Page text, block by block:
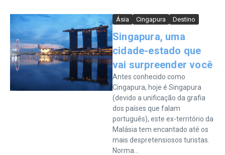
Ásia Cingapura Destino
Singapura, uma
cidade-estado que
vai surpreender você
Antes conhecido como
Cingapura, hoje é Singapura
(devido a unificação da grafia
dos países que falam
português), este ex-território da
Malásia tem encantado até os
mais despretensiosos turistas.
Norma...